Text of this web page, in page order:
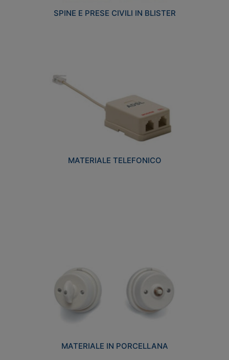
SPINE E PRESE CIVILI IN BLISTER
MATERIALE TELEFONICO
MATERIALE IN PORCELLANA